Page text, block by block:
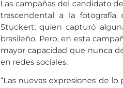
Las campañas del candidato
trascendental a la
Stuckert, quien capturó
brasileño. Pero, en esta
mayor capacidad que nunca
en redes sociales.
“Las nuevas expresiones de